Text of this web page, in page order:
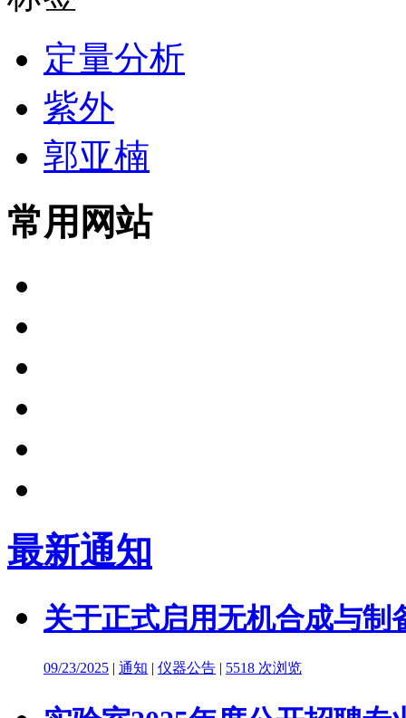
定量分析
紫外
郭亚楠
常用网站
最新通知
关于正式启用无机合成与制
09/23/2025 | 通知 | 仪器公告 | 5518 次浏览